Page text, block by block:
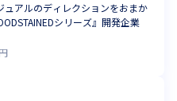
アルのディレクションをおまか
シリーズ』開発企業